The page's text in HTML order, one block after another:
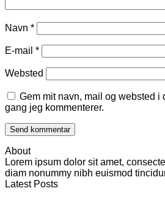
Navn *
E-mail *
Websted
Gem mit navn, mail og websted
gang jeg kommenterer.
About
Lorem ipsum dolor sit amet,
diam nonummy nibh euismod
Latest Posts